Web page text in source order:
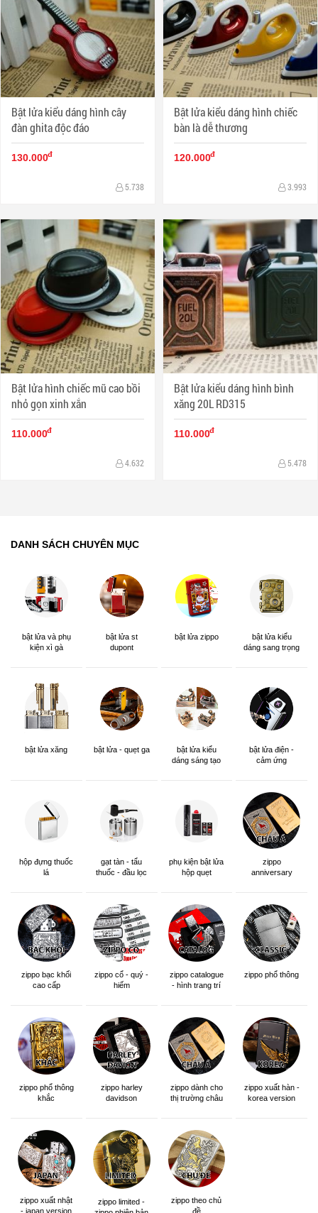
Bật lửa kiểu dáng hình cây
đàn ghita độc đáo
130.000đ
5.738
Bật lửa kiểu dáng hình chiếc
bàn là dễ thương
120.000đ
3.993
Bật lửa hình chiếc mũ cao bồi
nhỏ gọn xinh xắn
110.000đ
4.632
Bật lửa kiểu dáng hình bình
xăng 20L RD315
110.000đ
5.478
DANH SÁCH CHUYÊN MỤC
bật lửa và phụ
kiện xì gà
bật lửa st
dupont
bật lửa zippo
bật lửa kiểu
dáng sang trọng
bật lửa xăng bật lửa - quẹt ga
bật lửa kiểu
dáng sáng tạo
bật lửa điện -
cảm ứng
hộp đựng thuốc
lá
gạt tàn - tẩu
thuốc - đầu lọc
phụ kiện bật lửa
hộp quẹt
zippo
anniversary
zippo bạc khối
cao cấp
zippo cổ - quý -
hiếm
zippo catalogue
- hình trang trí
zippo phổ thông
zippo phổ thông
khắc
zippo harley
davidson
zippo dành cho
thị trường châu
zippo xuất hàn -
korea version
zippo xuất nhật
- japan version
zippo limited -
zippo theo chủ
đề